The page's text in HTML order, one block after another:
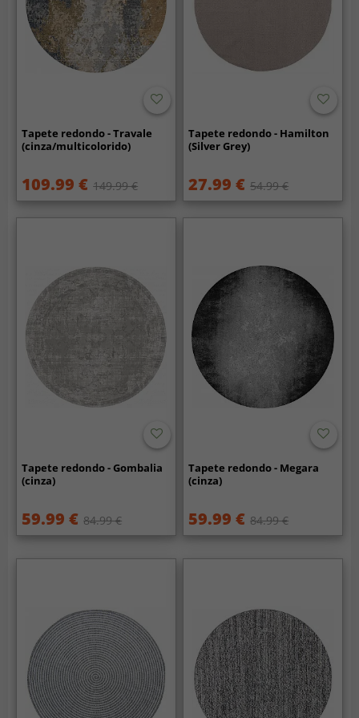
Tapete redondo - Travale
(cinza/multicolorido)
109.99 € 149.99 €
Tapete redondo - Hamilton
(Silver Grey)
27.99 € 54.99 €
Tapete redondo - Gombalia
(cinza)
59.99 € 84.99 €
Tapete redondo - Megara
(cinza)
59.99 € 84.99 €